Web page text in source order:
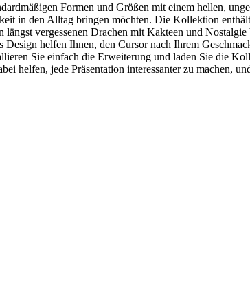
Formen und Größen mit einem hellen,
in den Alltag bringen möchten. Die Kollektion
vergessenen Drachen mit Kakteen und
Design helfen Ihnen, den Cursor nach Ihrem
Sie einfach die Erweiterung und laden Sie die
helfen, jede Präsentation interessanter zu machen,